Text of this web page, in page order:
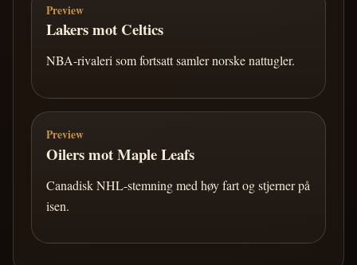
Preview
Lakers mot Celtics
NBA-rivaleri som fortsatt samler norske nattugler.
Preview
Oilers mot Maple Leafs
Canadisk NHL-stemning med høy fart og stjerner på
isen.